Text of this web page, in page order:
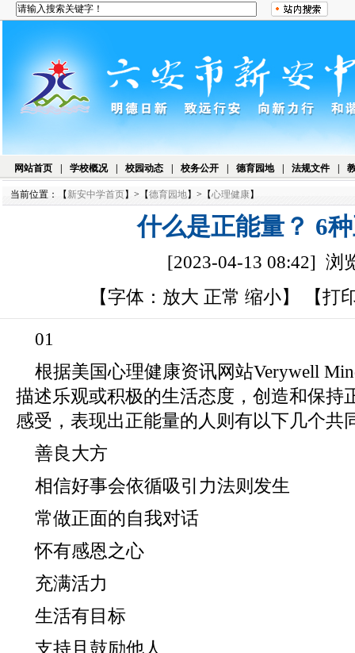
网站首页 学校概况 校园动态 校务公开 德育园地 法规文件
当前位置：【 新安中学首页】>【德育园地】>【心理健康】
什么是正能量？ 6
[2023-04-13 08:42] 浏
【字体： 放大 正常 缩小】 【打
01
根据美国心理健康资讯网站Verywell
描述乐观或积极的生活态度，创造和保持
感受，表现出正能量的人则有以下几个共
善良大方
相信好事会依循吸引力法则发生
常做正面的自我对话
怀有感恩之心
充满活力
生活有目标
支持且鼓励他人